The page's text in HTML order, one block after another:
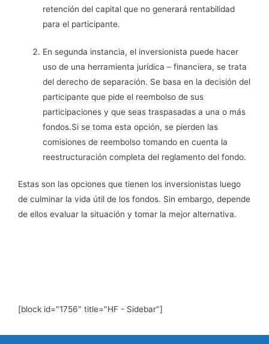
retención del capital que no generará rentabilidad
para el participante.
En segunda instancia, el inversionista puede hacer
uso de una herramienta jurídica – financiera, se trata
del derecho de separación. Se basa en la decisión del
participante que pide el reembolso de sus
participaciones y que seas traspasadas a una o más
fondos.Si se toma esta opción, se pierden las
comisiones de reembolso tomando en cuenta la
reestructuración completa del reglamento del fondo.
Estas son las opciones que tienen los inversionistas luego
de culminar la vida útil de los fondos. Sin embargo, depende
de ellos evaluar la situación y tomar la mejor alternativa.
[block id="1756" title="HF - Sidebar"]